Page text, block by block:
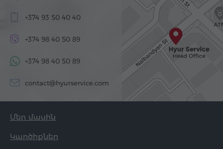
+374 93 50 40 40
+374 98 40 50 89
+374 98 40 50 89
contact@hyurservice.com
Մեր մասին
Կարծիքներ